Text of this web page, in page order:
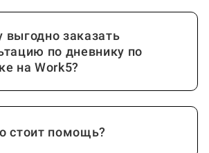
выгодно заказать
по дневнику по
на Work5?
стоит помощь?